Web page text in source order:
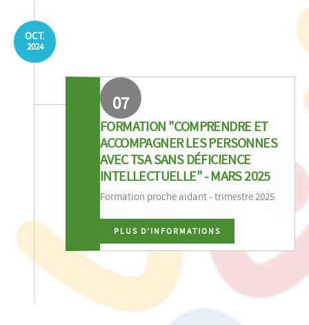
OCT.
2024
07
FORMATION "COMPRENDRE ET
ACCOMPAGNER LES PERSONNES
AVEC TSA SANS DÉFICIENCE
INTELLECTUELLE" - MARS 2025
Formation proche aidant - trimestre 2025
PLUS D'INFORMATIONS